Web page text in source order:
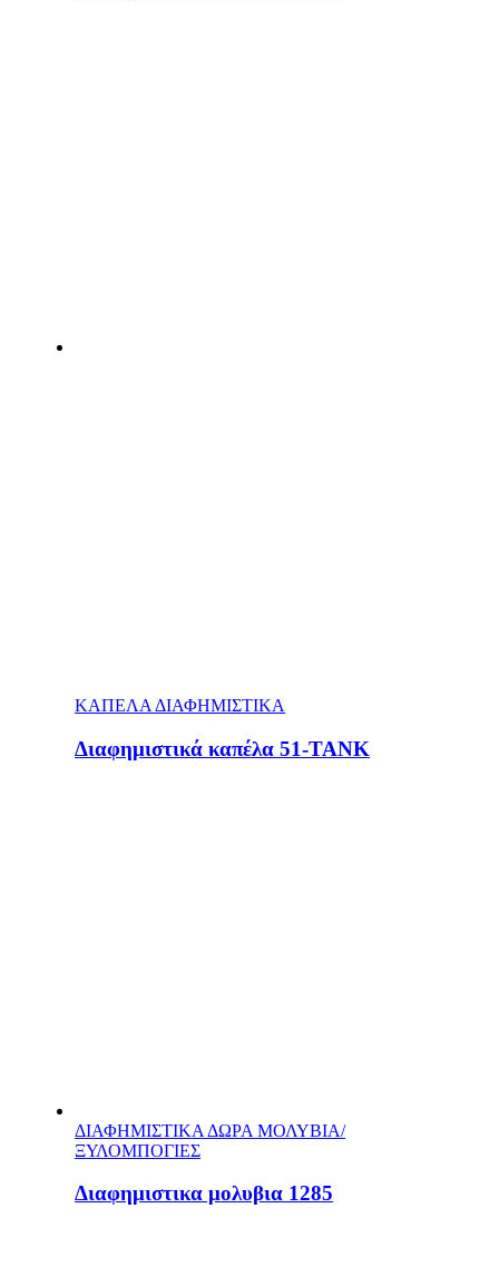
ΚΑΠΕΛΑ ΔΙΑΦΗΜΙΣΤΙΚΑ
Διαφημιστικά καπέλα 51-TANK
ΔΙΑΦΗΜΙΣΤΙΚΑ ΔΩΡΑ ΜΟΛΥΒΙΑ/
ΞΥΛΟΜΠΟΓΙΕΣ
Διαφημιστικα μολυβια 1285